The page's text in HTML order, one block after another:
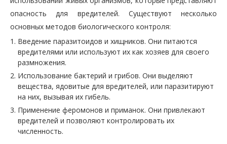
опасность для вредителей. Существуют несколько
основных методов биологического контроля:
Введение паразитоидов и хищников. Они питаются
вредителями или используют их как хозяев для своего
размножения.
Использование бактерий и грибов. Они выделяют
вещества, ядовитые для вредителей, или паразитируют
на них, вызывая их гибель.
Применение феромонов и приманок. Они привлекают
вредителей и позволяют контролировать их
численность.